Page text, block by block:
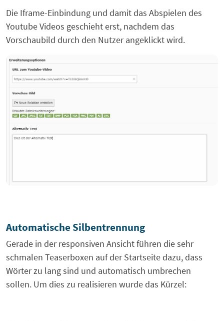
Die Iframe-Einbindung und damit das Abspielen des
Youtube Videos geschieht erst, nachdem das
Vorschaubild durch den Nutzer angeklickt wird.
Automatische Silbentrennung
Gerade in der responsiven Ansicht führen die sehr
schmalen Teaserboxen auf der Startseite dazu, dass
Wörter zu lang sind und automatisch umbrechen
sollen. Um dies zu realisieren wurde das Kürzel: